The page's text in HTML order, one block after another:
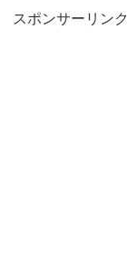
スポンサーリンク